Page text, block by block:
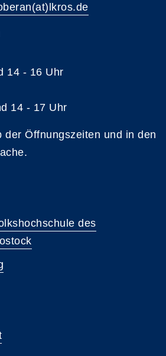
14 - 16 Uhr
14 - 17 Uhr
der Öffnungszeiten und in den
des